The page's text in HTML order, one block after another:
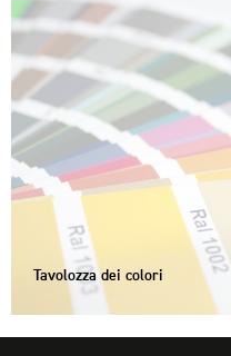
Tavolozza dei colori